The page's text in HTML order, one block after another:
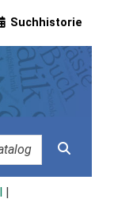
Suchhistorie